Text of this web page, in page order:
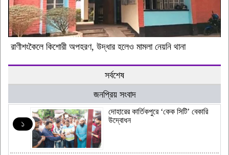
রাণীশংকৈলে কিশোরী অপহরণ, উদ্ধার হলেও মামলা নেয়নি থানা
সর্বশেষ
জনপ্রিয় সংবাদ
১
দোহারের কার্তিকপুরে ‘কেক সিটি’ বেকারি
উদ্বোধন